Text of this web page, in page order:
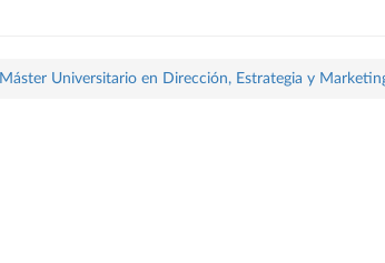
Máster Universitario en Dirección, Estrategia y